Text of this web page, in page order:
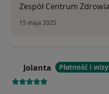
Zespół Centrum
15 maja 2025
Jolanta Płatność i